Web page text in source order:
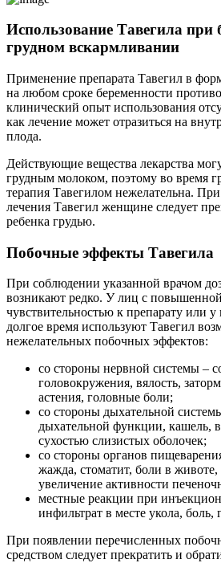
Использование Тавегила при
грудном вскармливании
Применение препарата Тавегил в
на любом сроке беременности
клинический опыт использования
как лечение может отразиться на
плода.
Действующие вещества лекарства
грудным молоком, поэтому во время
терапия Тавегилом нежелательна.
лечения Тавегил женщине следует
ребенка грудью.
Побочные эффекты Тавегила
При соблюдении указанной врачом
возникают редко. У лиц с
чувствительностью к препарату или
долгое время используют Тавегил
нежелательных побочных эффектов:
со стороны нервной системы –
головокружения, вялость,
астения, головные боли;
со стороны дыхательной
дыхательной функции, кашель,
сухостью слизистых оболочек;
со стороны органов
жажда, стоматит, боли в
увеличение активности
местные реакции при
инфильтрат в месте укола, боль,
При появлении перечисленных
средством следует прекратить и